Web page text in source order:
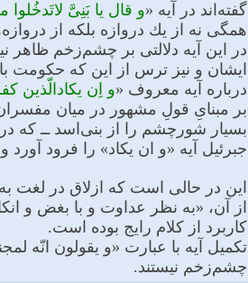
گفته‌اند در آیه «و قال یا بَنِىَّ
همگى نه از یك دروازه بلكه از
در این آیه دلالتى بر چشم‌زخم
ایشان و نیز ترس از این كه حكومت
درباره آیه معروف «و اِن یكادالّذین
بر مبناىِ قولِ مشهور در میان
بسیار شورچشم را از بنی‌اسد ــ كه در
جبرئیل آیه «و ان یكاد» را فرود
این در حالى است كه ازلاق در لغت
از آن، «به نظر عداوت و با بغض و
كاربرد از كلام رایج بوده است.
تكمیل آیه با عبارت «و یقولون انّه
چشم‌زخم نیستند.